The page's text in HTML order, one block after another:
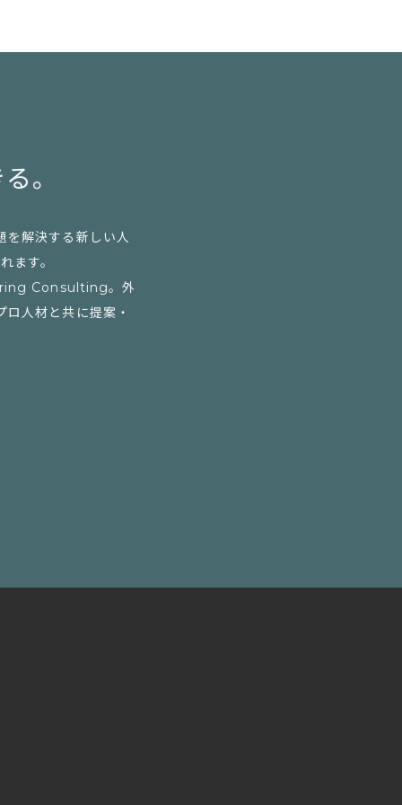
。
を解決する新しい人
ます。
Consulting。外
人材と共に提案・